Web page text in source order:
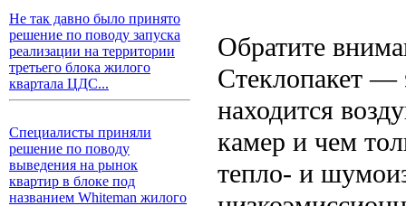
Не так давно было принято
решение по поводу запуска
реализации на территории
третьего блока жилого
квартала ЦДС...
Специалисты приняли
решение по поводу
выведения на рынок
квартир в блоке под
названием Whiteman жилого
Обратите
Стеклопакет —
находится
камер и чем
тепло- и